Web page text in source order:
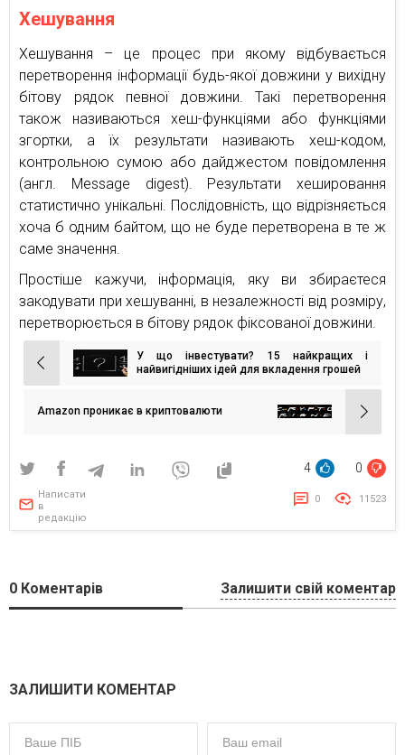
Хешування
Хешування – це процес при якому відбувається
перетворення інформації будь-якої довжини у вихідну
бітову рядок певної довжини. Такі перетворення
також називаються хеш-функціями або функціями
згортки, а їх результати називають хеш-кодом,
контрольною сумою або дайджестом повідомлення
(англ. Message digest). Результати хешировання
статистично унікальні. Послідовність, що відрізняється
хоча б одним байтом, що не буде перетворена в те ж
саме значення.
Простіше кажучи, інформація, яку ви збираєтеся
закодувати при хешуванні, в незалежності від розміру,
перетворюється в бітову рядок фіксованої довжини.
Навігація
записів
У що інвестувати? 15 найкращих і
найвигідніших ідей для вкладення грошей
Amazon проникає в криптовалюти
4 0
Написати
в
редакцію
0 11523
0 Коментарів Залишити свій коментар
ЗАЛИШИТИ КОМЕНТАР